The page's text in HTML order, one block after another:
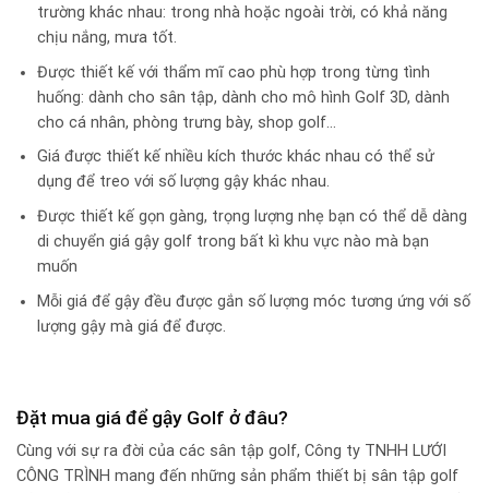
trường khác nhau: trong nhà hoặc ngoài trời, có khả năng
chịu nắng, mưa tốt.
Được thiết kế với thẩm mĩ cao phù hợp trong từng tình
huống: dành cho sân tập, dành cho mô hình Golf 3D, dành
cho cá nhân, phòng trưng bày, shop golf…
Giá được thiết kế nhiều kích thước khác nhau có thể sử
dụng để treo với số lượng gậy khác nhau.
Được thiết kế gọn gàng, trọng lượng nhẹ bạn có thể dễ dàng
di chuyển giá gậy golf trong bất kì khu vực nào mà bạn
muốn
Mỗi giá để gậy đều được gắn số lượng móc tương ứng với số
lượng gậy mà giá để được.
Đặt mua giá để gậy Golf ở đâu?
Cùng với sự ra đời của các sân tập golf, Công ty TNHH LƯỚI
CÔNG TRÌNH mang đến những sản phẩm thiết bị sân tập golf